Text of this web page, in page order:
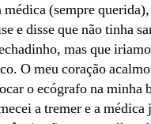
(sempre
e disse que não tinha
mas que
O meu coração
o ecógrafo na minha
a tremer e a médica